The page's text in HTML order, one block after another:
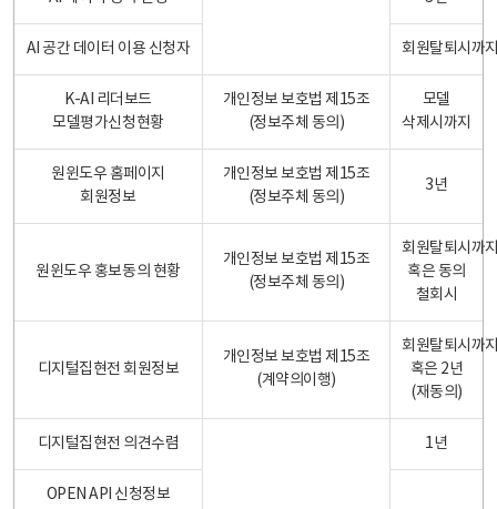
AI 공간 데이터 이용 신청자 회원탈퇴시까
K-AI 리더보드
모델평가신청현황
개인정보 보호법 제15조
(정보주체 동의)
모델
삭제시까지
원윈도우 홈페이지
회원정보
개인정보 보호법 제15조
(정보주체 동의)
3년
원윈도우 홍보동의 현황
개인정보 보호법 제15조
(정보주체 동의)
회원탈퇴시까
혹은 동의
철회시
디지털집현전 회원정보
개인정보 보호법 제15조
(계약의이행)
회원탈퇴시까
혹은 2년
(재동의)
디지털집현전 의견수렴 1년
OPEN API 신청정보